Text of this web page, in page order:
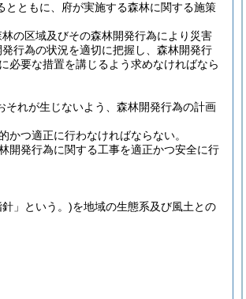
とともに、府が実施する森林に関する施策
の区域及びその森林開発行為により災害
行為の状況を適切に把握し、森林開発行
必要な措置を講じるよう求めなければなら
れが生じないよう、森林開発行為の計画
つ適正に行わなければならない。
開発行為に関する工事を適正かつ安全に行
」という。)を地域の生態系及び風土との